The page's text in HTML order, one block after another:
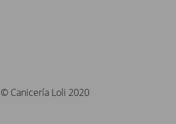
© Canicería Loli 2020